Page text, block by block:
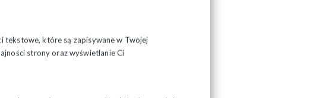
tekstowe, które są zapisywane w Twojej
strony oraz wyświetlanie Ci